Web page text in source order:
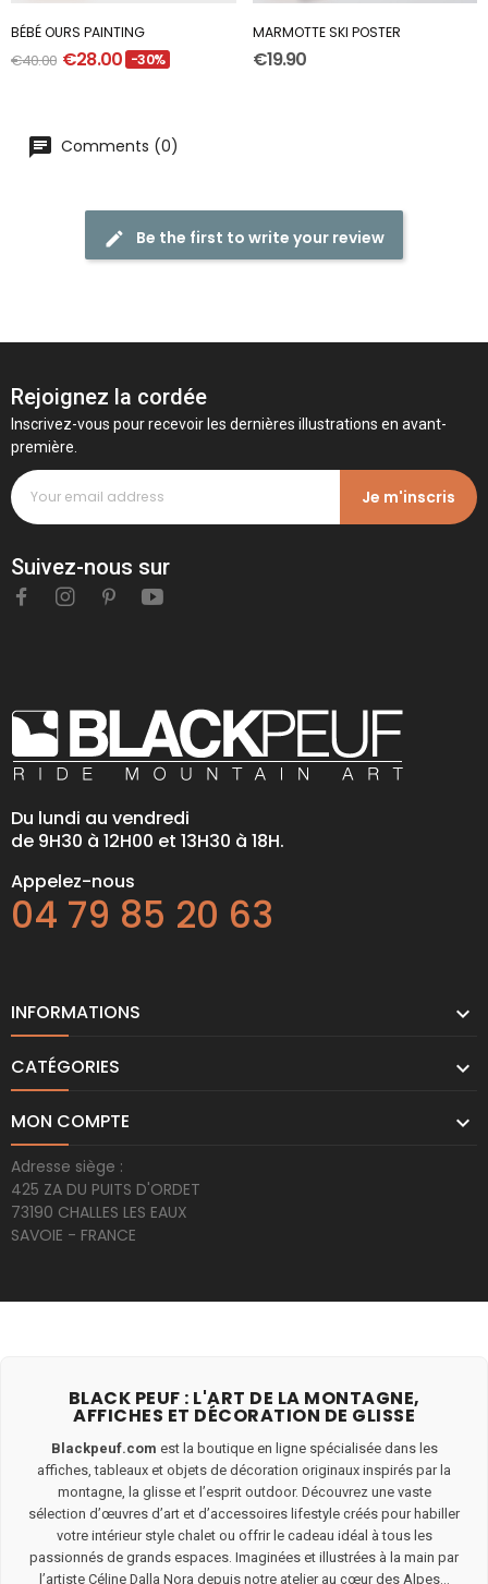
BÉBÉ OURS PAINTING
€40.00 €28.00 -30%
MARMOTTE SKI POSTER
€19.90
Comments (0)
Be the first to write your review
Rejoignez la cordée
Inscrivez-vous pour recevoir les dernières illustrations en avant-
première.
Je m'inscris
Suivez-nous sur
Du lundi au vendredi
de 9H30 à 12H00 et 13H30 à 18H.
Appelez-nous
04 79 85 20 63
INFORMATIONS 
CATÉGORIES 
MON COMPTE 
Adresse siège :
425 ZA DU PUITS D'ORDET
73190 CHALLES LES EAUX
SAVOIE - FRANCE
BLACK PEUF : L'ART DE LA MONTAGNE,
AFFICHES ET DÉCORATION DE GLISSE
Blackpeuf.com est la boutique en ligne spécialisée dans les
affiches, tableaux et objets de décoration originaux inspirés par la
montagne, la glisse et l’esprit outdoor. Découvrez une vaste
sélection d’œuvres d’art et d’accessoires lifestyle créés pour habiller
votre intérieur style chalet ou offrir le cadeau idéal à tous les
passionnés de grands espaces. Imaginées et illustrées à la main par
l’artiste Céline Dalla Nora depuis notre atelier au cœur des Alpes...